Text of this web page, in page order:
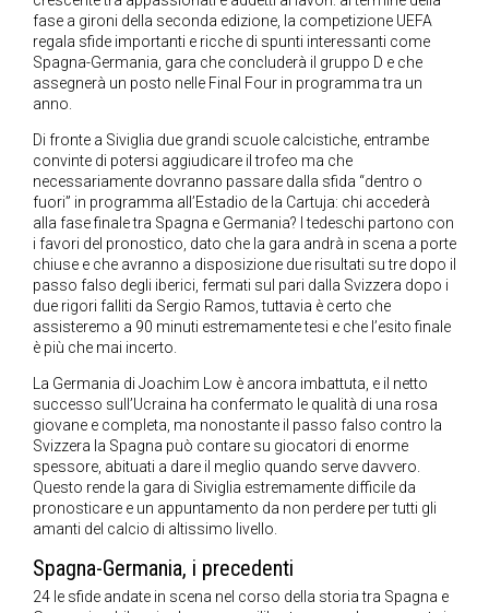
fase a gironi della seconda edizione, la competizione UEFA
regala sfide importanti e ricche di spunti interessanti come
Spagna-Germania, gara che concluderà il gruppo D e che
assegnerà un posto nelle Final Four in programma tra un
anno.
Di fronte a Siviglia due grandi scuole calcistiche, entrambe
convinte di potersi aggiudicare il trofeo ma che
necessariamente dovranno passare dalla sfida “dentro o
fuori” in programma all’Estadio de la Cartuja: chi accederà
alla fase finale tra Spagna e Germania? I tedeschi partono con
i favori del pronostico, dato che la gara andrà in scena a porte
chiuse e che avranno a disposizione due risultati su tre dopo il
passo falso degli iberici, fermati sul pari dalla Svizzera dopo i
due rigori falliti da Sergio Ramos, tuttavia è certo che
assisteremo a 90 minuti estremamente tesi e che l’esito finale
è più che mai incerto.
La Germania di Joachim Low è ancora imbattuta, e il netto
successo sull’Ucraina ha confermato le qualità di una rosa
giovane e completa, ma nonostante il passo falso contro la
Svizzera la Spagna può contare su giocatori di enorme
spessore, abituati a dare il meglio quando serve davvero.
Questo rende la gara di Siviglia estremamente difficile da
pronosticare e un appuntamento da non perdere per tutti gli
amanti del calcio di altissimo livello.
Spagna-Germania, i precedenti
24 le sfide andate in scena nel corso della storia tra Spagna e